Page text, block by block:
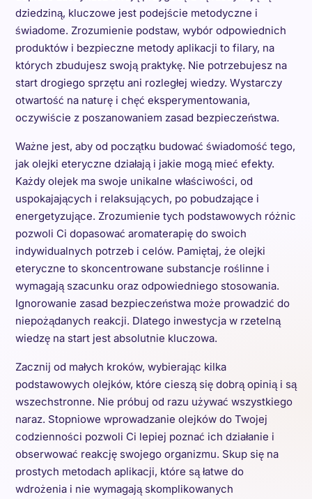
dziedziną, kluczowe jest podejście metodyczne i
świadome. Zrozumienie podstaw, wybór odpowiednich
produktów i bezpieczne metody aplikacji to filary, na
których zbudujesz swoją praktykę. Nie potrzebujesz na
start drogiego sprzętu ani rozległej wiedzy. Wystarczy
otwartość na naturę i chęć eksperymentowania,
oczywiście z poszanowaniem zasad bezpieczeństwa.
Ważne jest, aby od początku budować świadomość tego,
jak olejki eteryczne działają i jakie mogą mieć efekty.
Każdy olejek ma swoje unikalne właściwości, od
uspokajających i relaksujących, po pobudzające i
energetyzujące. Zrozumienie tych podstawowych różnic
pozwoli Ci dopasować aromaterapię do swoich
indywidualnych potrzeb i celów. Pamiętaj, że olejki
eteryczne to skoncentrowane substancje roślinne i
wymagają szacunku oraz odpowiedniego stosowania.
Ignorowanie zasad bezpieczeństwa może prowadzić do
niepożądanych reakcji. Dlatego inwestycja w rzetelną
wiedzę na start jest absolutnie kluczowa.
Zacznij od małych kroków, wybierając kilka
podstawowych olejków, które cieszą się dobrą opinią i są
wszechstronne. Nie próbuj od razu używać wszystkiego
naraz. Stopniowe wprowadzanie olejków do Twojej
codzienności pozwoli Ci lepiej poznać ich działanie i
obserwować reakcję swojego organizmu. Skup się na
prostych metodach aplikacji, które są łatwe do
wdrożenia i nie wymagają skomplikowanych